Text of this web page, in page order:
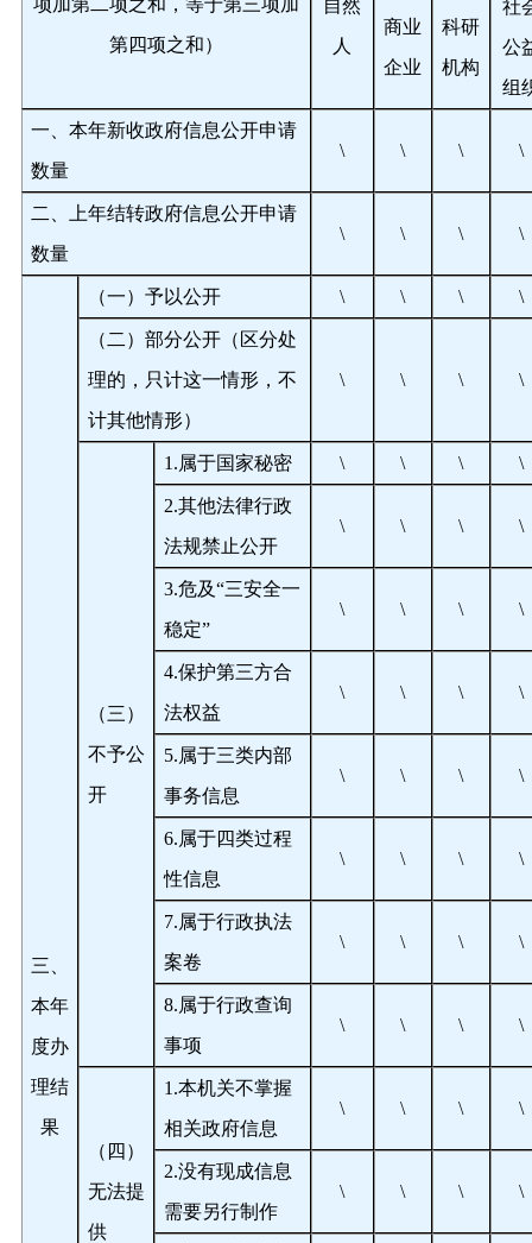
项加第二项之和，等于第三项加
第四项之和）
自然
人
商业
企业
科研
机构
社
公
组
一、本年新收政府信息公开申请
数量
\ \ \ \
二、上年结转政府信息公开申请
数量
\ \ \ \
三、
本年
度办
理结
果
（一）予以公开 \ \ \ \
（二）部分公开（区分处
理的，只计这一情形，不
计其他情形）
\ \ \ \
（三）
不予公
开
1.属于国家秘密 \ \ \ \
2.其他法律行政
法规禁止公开
\ \ \ \
3.危及“三安全一
稳定”
\ \ \ \
4.保护第三方合
法权益
\ \ \ \
5.属于三类内部
事务信息
\ \ \ \
6.属于四类过程
性信息
\ \ \ \
7.属于行政执法
案卷
\ \ \ \
8.属于行政查询
事项
\ \ \ \
（四）
无法提
供
1.本机关不掌握
相关政府信息
\ \ \ \
2.没有现成信息
需要另行制作
\ \ \ \